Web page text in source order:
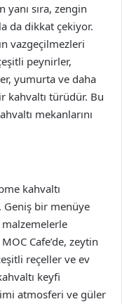
yanı sıra, zengin
da dikkat çekiyor.
vazgeçilmezleri
peynirler,
yumurta ve daha
kahvaltı türüdür. Bu
mekanlarını
kahvaltı
Geniş bir menüye
Cafe’de, zeytin
reçeller ve ev
keyfi
atmosferi ve güler